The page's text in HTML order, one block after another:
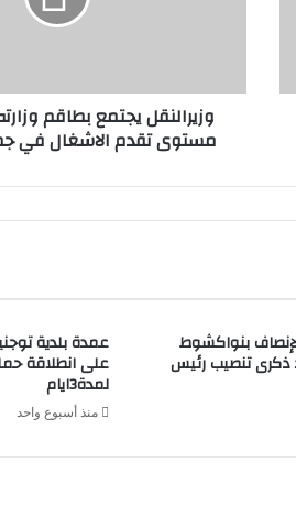
وزيرالنقل يجتمع بطاقم
مستوى تقدم الاشغال في
بنواكشوط
ذكرى تنصيب رئيس
عمدة بلدية
على انطلاقة
لمدة3ايام
منذ أسبوع واحد